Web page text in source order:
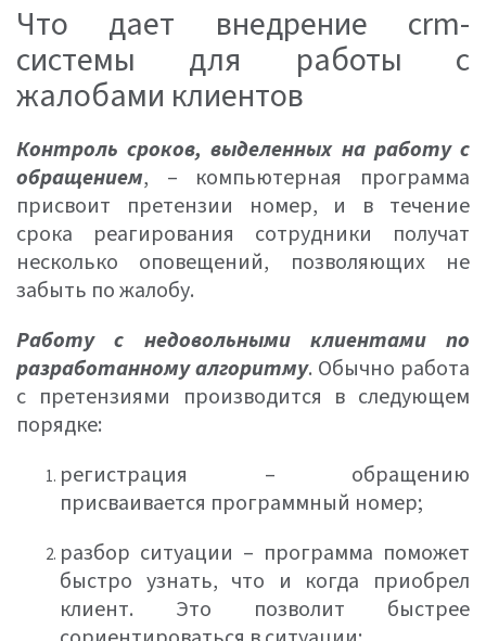
Что дает внедрение crm-
системы для работы с
жалобами клиентов
Контроль сроков, выделенных на работу с
обращением, – компьютерная программа
присвоит претензии номер, и в течение
срока реагирования сотрудники получат
несколько оповещений, позволяющих не
забыть по жалобу.
Работу с недовольными клиентами по
разработанному алгоритму. Обычно работа
с претензиями производится в следующем
порядке:
регистрация – обращению
присваивается программный номер;
разбор ситуации – программа поможет
быстро узнать, что и когда приобрел
клиент. Это позволит быстрее